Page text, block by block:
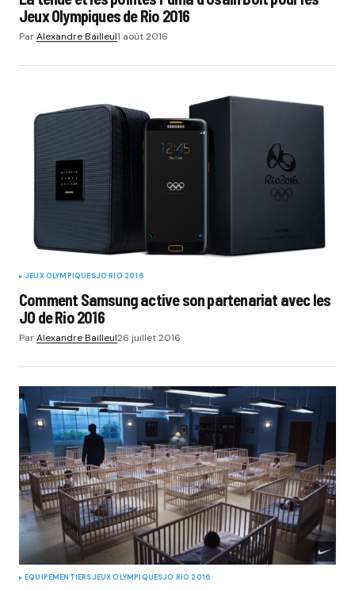
Jeux Olympiques de Rio 2016
ParAlexandre Bailleul1 août 2016
JEUX OLYMPIQUESJO RIO 2016
Comment Samsung active son partenariat avec les
JO de Rio 2016
ParAlexandre Bailleul26 juillet 2016
EQUIPEMENTIERSJEUX OLYMPIQUESJO RIO 2016